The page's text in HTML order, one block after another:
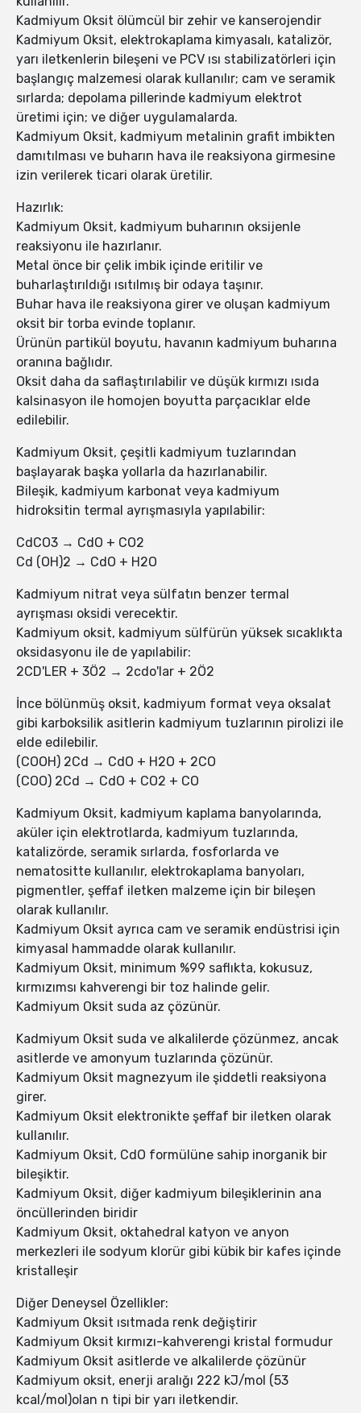
Kadmiyum Oksit ölümcül bir zehir ve kanserojendir
Kadmiyum Oksit, elektrokaplama kimyasalı, katalizör,
yarı iletkenlerin bileşeni ve PCV ısı stabilizatörleri için
başlangıç malzemesi olarak kullanılır; cam ve seramik
sırlarda; depolama pillerinde kadmiyum elektrot
üretimi için; ve diğer uygulamalarda.
Kadmiyum Oksit, kadmiyum metalinin grafit imbikten
damıtılması ve buharın hava ile reaksiyona girmesine
izin verilerek ticari olarak üretilir.
Hazırlık:
Kadmiyum Oksit, kadmiyum buharının oksijenle
reaksiyonu ile hazırlanır.
Metal önce bir çelik imbik içinde eritilir ve
buharlaştırıldığı ısıtılmış bir odaya taşınır.
Buhar hava ile reaksiyona girer ve oluşan kadmiyum
oksit bir torba evinde toplanır.
Ürünün partikül boyutu, havanın kadmiyum buharına
oranına bağlıdır.
Oksit daha da saflaştırılabilir ve düşük kırmızı ısıda
kalsinasyon ile homojen boyutta parçacıklar elde
edilebilir.
Kadmiyum Oksit, çeşitli kadmiyum tuzlarından
başlayarak başka yollarla da hazırlanabilir.
Bileşik, kadmiyum karbonat veya kadmiyum
hidroksitin termal ayrışmasıyla yapılabilir:
CdCO3 → CdO + CO2
Cd (OH)2 → CdO + H2O
Kadmiyum nitrat veya sülfatın benzer termal
ayrışması oksidi verecektir.
Kadmiyum oksit, kadmiyum sülfürün yüksek sıcaklıkta
oksidasyonu ile de yapılabilir:
2CD'LER + 3Ö2 → 2cdo'lar + 2Ö2
İnce bölünmüş oksit, kadmiyum format veya oksalat
gibi karboksilik asitlerin kadmiyum tuzlarının pirolizi ile
elde edilebilir.
(COOH) 2Cd → CdO + H2O + 2CO
(COO) 2Cd → CdO + CO2 + CO
Kadmiyum Oksit, kadmiyum kaplama banyolarında,
aküler için elektrotlarda, kadmiyum tuzlarında,
katalizörde, seramik sırlarda, fosforlarda ve
nematositte kullanılır, elektrokaplama banyoları,
pigmentler, şeffaf iletken malzeme için bir bileşen
olarak kullanılır.
Kadmiyum Oksit ayrıca cam ve seramik endüstrisi için
kimyasal hammadde olarak kullanılır.
Kadmiyum Oksit, minimum %99 saflıkta, kokusuz,
kırmızımsı kahverengi bir toz halinde gelir.
Kadmiyum Oksit suda az çözünür.
Kadmiyum Oksit suda ve alkalilerde çözünmez, ancak
asitlerde ve amonyum tuzlarında çözünür.
Kadmiyum Oksit magnezyum ile şiddetli reaksiyona
girer.
Kadmiyum Oksit elektronikte şeffaf bir iletken olarak
kullanılır.
Kadmiyum Oksit, CdO formülüne sahip inorganik bir
bileşiktir.
Kadmiyum Oksit, diğer kadmiyum bileşiklerinin ana
öncüllerinden biridir
Kadmiyum Oksit, oktahedral katyon ve anyon
merkezleri ile sodyum klorür gibi kübik bir kafes içinde
kristalleşir
Diğer Deneysel Özellikler:
Kadmiyum Oksit ısıtmada renk değiştirir
Kadmiyum Oksit kırmızı-kahverengi kristal formudur
Kadmiyum Oksit asitlerde ve alkalilerde çözünür
Kadmiyum oksit, enerji aralığı 222 kJ/mol (53
kcal/mol)olan n tipi bir yarı iletkendir.